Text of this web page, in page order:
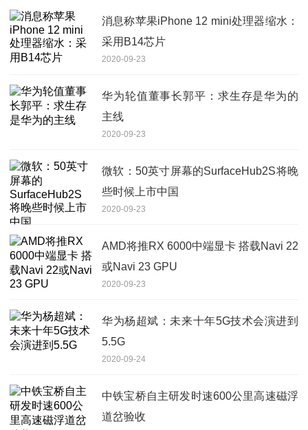
消息称苹果iPhone 12 mini处理器缩水：
采用B14芯片
2020-09-23
华为轮值董事长郭平：求生存是华为的
主线
2020-09-23
微软：50英寸屏幕的SurfaceHub2S将晚
些时候上市中国
2020-09-23
AMD将推RX 6000中端显卡 搭载Navi 22
或Navi 23 GPU
2020-09-23
华为杨超斌：未来十年5G技术会演进到
5.5G
2020-09-24
中铁宝桥自主研发时速600公里高速磁浮
道岔验收